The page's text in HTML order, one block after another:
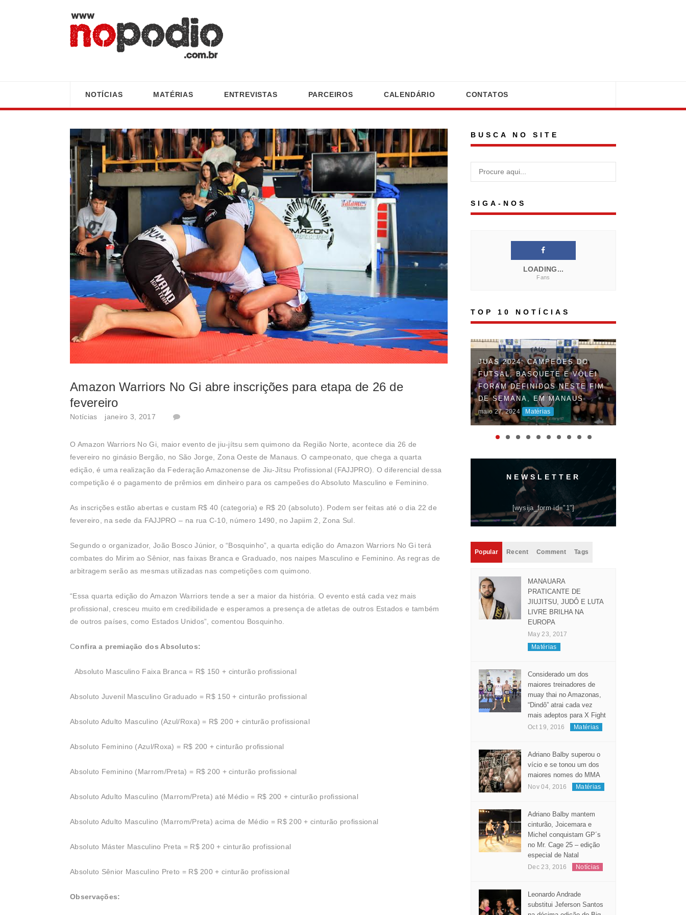
NOTÍCIAS MATÉRIAS ENTREVISTAS PARCEIROS CALENDÁRIO CONTATOS
Amazon Warriors No Gi abre inscrições para etapa de 26 de
fevereiro
Notícias janeiro 3, 2017
O Amazon Warriors No Gi, maior evento de jiu-jítsu sem quimono da Região Norte, acontece dia 26 de
fevereiro no ginásio Bergão, no São Jorge, Zona Oeste de Manaus. O campeonato, que chega a quarta
edição, é uma realização da Federação Amazonense de Jiu-Jítsu Profissional (FAJJPRO). O diferencial dessa
competição é o pagamento de prêmios em dinheiro para os campeões do Absoluto Masculino e Feminino.
As inscrições estão abertas e custam R$ 40 (categoria) e R$ 20 (absoluto). Podem ser feitas até o dia 22 de
fevereiro, na sede da FAJJPRO – na rua C-10, número 1490, no Japiim 2, Zona Sul.
Segundo o organizador, João Bosco Júnior, o “Bosquinho”, a quarta edição do Amazon Warriors No Gi terá
combates do Mirim ao Sênior, nas faixas Branca e Graduado, nos naipes Masculino e Feminino. As regras de
arbitragem serão as mesmas utilizadas nas competições com quimono.
“Essa quarta edição do Amazon Warriors tende a ser a maior da história. O evento está cada vez mais
profissional, cresceu muito em credibilidade e esperamos a presença de atletas de outros Estados e também
de outros países, como Estados Unidos”, comentou Bosquinho.
Confira a premiação dos Absolutos:
Absoluto Masculino Faixa Branca = R$ 150 + cinturão profissional
Absoluto Juvenil Masculino Graduado = R$ 150 + cinturão profissional
Absoluto Adulto Masculino (Azul/Roxa) = R$ 200 + cinturão profissional
Absoluto Feminino (Azul/Roxa) = R$ 200 + cinturão profissional
Absoluto Feminino (Marrom/Preta) = R$ 200 + cinturão profissional
Absoluto Adulto Masculino (Marrom/Preta) até Médio = R$ 200 + cinturão profissional
Absoluto Adulto Masculino (Marrom/Preta) acima de Médio = R$ 200 + cinturão profissional
Absoluto Máster Masculino Preta = R$ 200 + cinturão profissional
Absoluto Sênior Masculino Preto = R$ 200 + cinturão profissional
Observações:
BUSCA NO SITE
SIGA-NOS
LOADING...
Fans
TOP 10 NOTÍCIAS
JUAS 2024: CAMPEÕES DO
FUTSAL, BASQUETE E VÔLEI
FORAM DEFINIDOS NESTE FIM
DE SEMANA, EM MANAUS
maio 27, 2024 Matérias
NEWSLETTER
[wysija_form id="1"]
Popular Recent Comment Tags
MANAUARA
PRATICANTE DE
JIUJITSU, JUDÔ E LUTA
LIVRE BRILHA NA
EUROPA
May 23, 2017
Matérias
Considerado um dos
maiores treinadores de
muay thai no Amazonas,
“Dindô” atrai cada vez
mais adeptos para X Fight
Oct 19, 2016 Matérias
Adriano Balby superou o
vício e se tonou um dos
maiores nomes do MMA
Nov 04, 2016 Matérias
Adriano Balby mantem
cinturão, Joicemara e
Michel conquistam GP´s
no Mr. Cage 25 – edição
especial de Natal
Dec 23, 2016 Notícias
Leonardo Andrade
substitui Jeferson Santos